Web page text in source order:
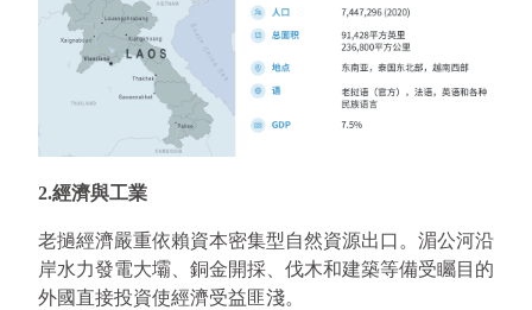
2.經濟與工業
老撾經濟嚴重依賴資本密集型自然資源出口。湄公河沿
岸水力發電大壩、銅金開採、伐木和建築等備受矚目的
外國直接投資使經濟受益匪淺。